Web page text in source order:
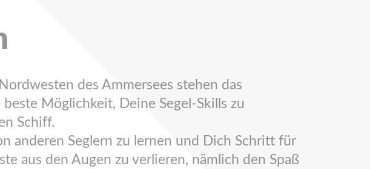
des Ammersees stehen das
Möglichkeit, Deine Segel-Skills zu
Schiff.
anderen Seglern zu lernen und Dich Schritt für
aus den Augen zu verlieren, nämlich den Spaß